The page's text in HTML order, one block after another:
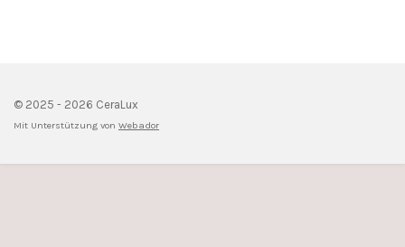
© 2025 - 2026 CeraLux
Mit Unterstützung von Webador